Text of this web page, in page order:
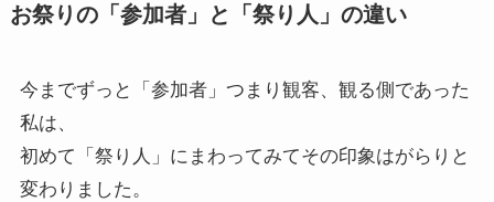
お祭りの「参加者」と「祭り人」の違い
今までずっと「参加者」つまり観客、観る側であった
私は、
初めて「祭り人」にまわってみてその印象はがらりと
変わりました。